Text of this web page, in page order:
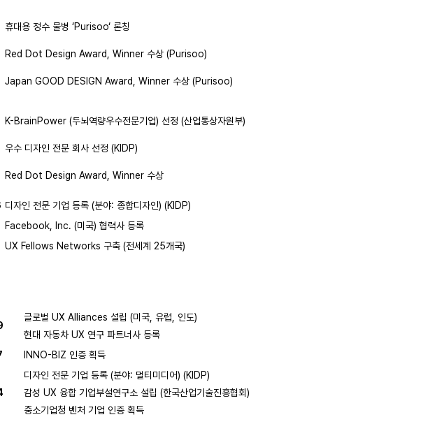
휴대용 정수 물병 ‘Purisoo‘ 론칭
Red Dot Design Award, Winner 수상 (Purisoo)
Japan GOOD DESIGN Award, Winner 수상 (Purisoo)
K-BrainPower (두뇌역량우수전문기업) 선정 (산업통상자원부)
우수 디자인 전문 회사 선정 (KIDP)
Red Dot Design Award, Winner 수상
디자인 전문 기업 등록 (분야: 종합디자인) (KIDP)
Facebook, Inc. (미국) 협력사 등록
UX Fellows Networks 구축 (전세계 25개국)
글로벌 UX Alliances 설립 (미국, 유럽, 인도)
현대 자동차 UX 연구 파트너사 등록
INNO-BIZ 인증 획득
디자인 전문 기업 등록 (분야: 멀티미디어) (KIDP)
감성 UX 융합 기업부설연구소 설립 (한국산업기술진흥협회)
중소기업청 벤처 기업 인증 획득